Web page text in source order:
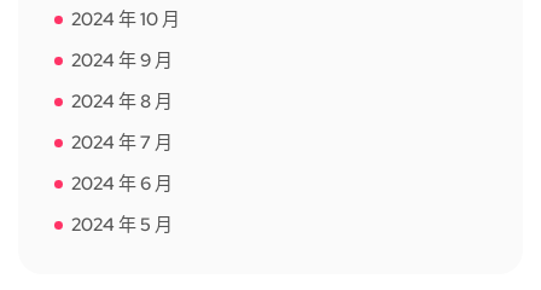
2024 年 10 月
2024 年 9 月
2024 年 8 月
2024 年 7 月
2024 年 6 月
2024 年 5 月